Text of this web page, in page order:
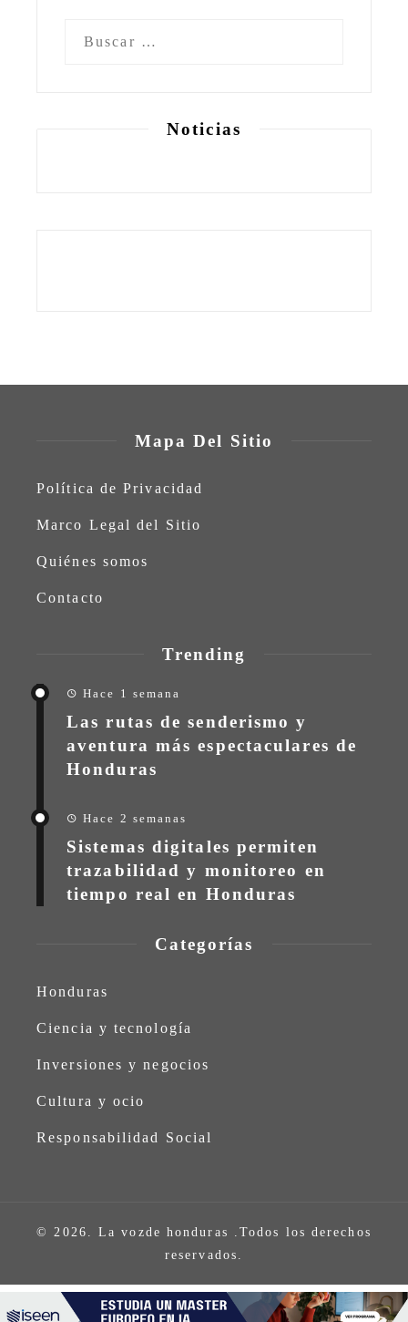
Noticias
Mapa Del Sitio
Política de Privacidad
Marco Legal del Sitio
Quiénes somos
Contacto
Trending
Hace 1 semana
Las rutas de senderismo y
aventura más espectaculares de
Honduras
Hace 2 semanas
Sistemas digitales permiten
trazabilidad y monitoreo en
tiempo real en Honduras
Categorías
Honduras
Ciencia y tecnología
Inversiones y negocios
Cultura y ocio
Responsabilidad Social
© 2026. La vozde honduras .Todos los derechos
reservados.